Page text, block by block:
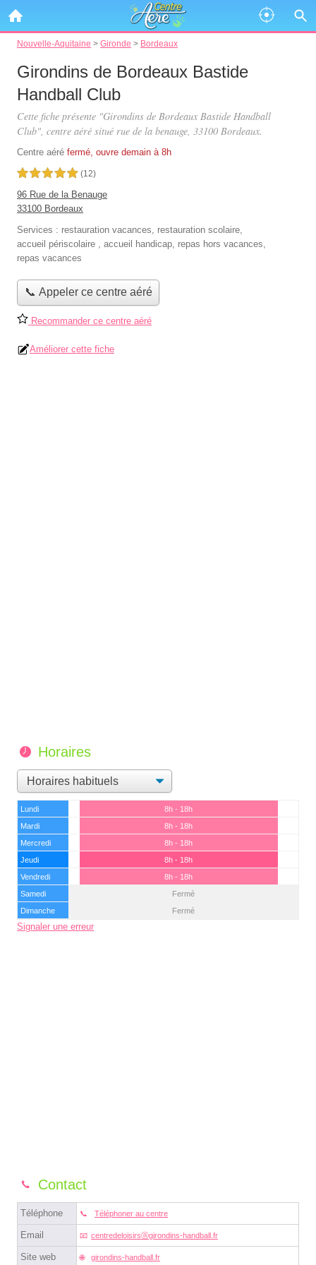
Nouvelle-Aquitaine > Gironde > Bordeaux
Girondins de Bordeaux Bastide
Handball Club
Cette fiche présente "Girondins de Bordeaux Bastide Handball
Club", centre aéré situé rue de la benauge, 33100 Bordeaux.
Centre aéré fermé, ouvre demain à 8h
5,0 étoiles sur 5 (12)
96 Rue de la Benauge
33100 Bordeaux
Services : restauration vacances, restauration scolaire,
accueil périscolaire , accueil handicap, repas hors vacances,
repas vacances
📞 Appeler ce centre aéré
Recommander ce centre aéré
Améliorer cette fiche
Horaires
Lundi
8h - 18h
Mardi
8h - 18h
Mercredi
8h - 18h
Jeudi
8h - 18h
Vendredi
8h - 18h
Samedi
Fermé
Dimanche
Fermé
Signaler une erreur
Contact
Téléphone Téléphoner au centre
Email centredeloisirsⓐgirondins-handball.fr
Site web girondins-handball.fr